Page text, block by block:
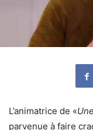
L’animatrice de «
parvenue à faire